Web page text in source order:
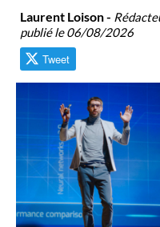
Laurent Loison -
publié le 06/08/2026
Tweet